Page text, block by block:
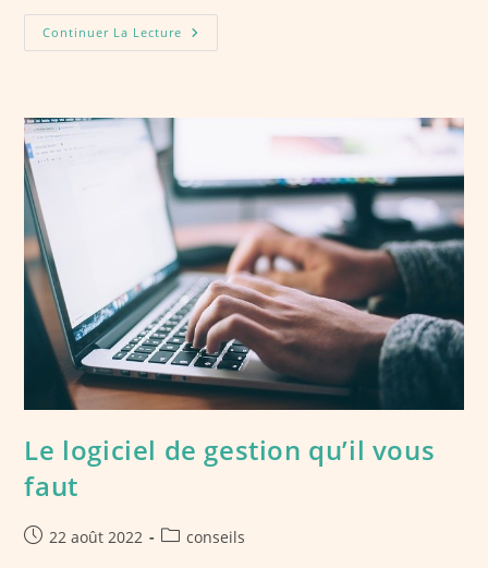
Continuer La Lecture Comment
Transformer
?
Le logiciel de gestion qu’il vous
faut
Publication
22 août 2022
Postconseils